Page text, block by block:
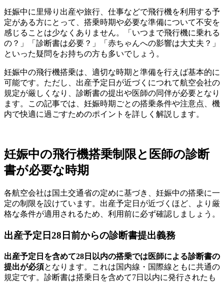
妊娠中に里帰り出産や旅行、仕事などで飛行機を利用する予
定がある方にとって、搭乗時期や必要な準備について不安を
感じることは少なくありません。「いつまで飛行機に乗れる
の？」「診断書は必要？」「赤ちゃんへの影響は大丈夫？」
といった疑問をお持ちの方も多いでしょう。
妊娠中の飛行機搭乗は、適切な時期と準備を行えば基本的に
可能です。ただし、出産予定日が近づくにつれて航空会社の
規定が厳しくなり、診断書の提出や医師の同伴が必要となり
ます。この記事では、妊娠時期ごとの搭乗条件や注意点、機
内で快適に過ごすためのポイントを詳しく解説します。
妊娠中の飛行機搭乗制限と医師の診断
書が必要な時期
各航空会社は国土交通省の定めに基づき、妊娠中の搭乗に一
定の制限を設けています。出産予定日が近づくほど、より厳
格な条件が適用されるため、利用前に必ず確認しましょう。
出産予定日28日前からの診断書提出義務
出産予定日を含めて28日以内の搭乗では医師による診断書の
提出が必須となります。これは国内線・国際線ともに共通の
規定です。診断書は搭乗日を含めて7日以内に発行されたも